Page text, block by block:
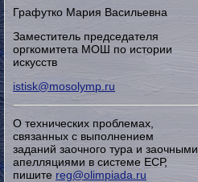
Графутко Мария Васильевна
Заместитель председателя
оргкомитета МОШ по истории
искусств
istisk@mosolymp.ru
О технических проблемах,
связанных с выполнением
заданий заочного тура и заочными
апелляциями в системе ЕСР,
пишите reg@olimpiada.ru